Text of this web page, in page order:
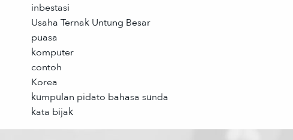
inbestasi
Usaha Ternak Untung Besar
puasa
komputer
contoh
Korea
kumpulan pidato bahasa sunda
kata bijak